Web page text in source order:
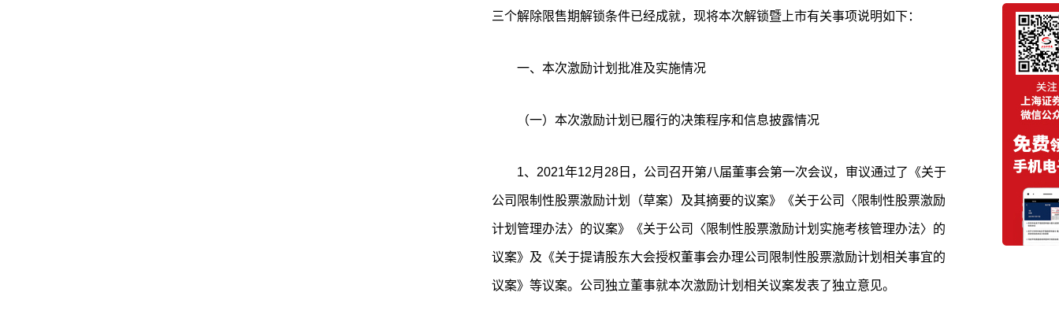
三个解除限售期解锁条件已经成就，现将本次解锁暨上市有关事项说明如下：
一、本次激励计划批准及实施情况
（一）本次激励计划已履行的决策程序和信息披露情况
1、2021年12月28日，公司召开第八届董事会第一次会议，审议通过了《关于
公司限制性股票激励计划（草案）及其摘要的议案》《关于公司〈限制性股票激励
计划管理办法〉的议案》《关于公司〈限制性股票激励计划实施考核管理办法〉的
议案》及《关于提请股东大会授权董事会办理公司限制性股票激励计划相关事宜的
议案》等议案。公司独立董事就本次激励计划相关议案发表了独立意见。